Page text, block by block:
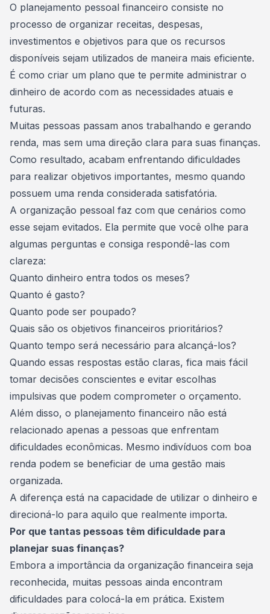
O planejamento pessoal financeiro consiste no
processo de organizar receitas, despesas,
investimentos e objetivos para que os recursos
disponíveis sejam utilizados de maneira mais eficiente.
É como criar um plano que te permite administrar o
dinheiro de acordo com as necessidades atuais e
futuras.
Muitas pessoas passam anos trabalhando e gerando
renda, mas sem uma direção clara para suas finanças.
Como resultado, acabam enfrentando dificuldades
para realizar objetivos importantes, mesmo quando
possuem uma renda considerada satisfatória.
A organização pessoal faz com que cenários como
esse sejam evitados. Ela permite que você olhe para
algumas perguntas e consiga respondê-las com
clareza:
Quanto dinheiro entra todos os meses?
Quanto é gasto?
Quanto pode ser poupado?
Quais são os objetivos financeiros prioritários?
Quanto tempo será necessário para alcançá-los?
Quando essas respostas estão claras, fica mais fácil
tomar decisões conscientes e evitar escolhas
impulsivas que podem comprometer o orçamento.
Além disso, o planejamento financeiro não está
relacionado apenas a pessoas que enfrentam
dificuldades econômicas. Mesmo indivíduos com boa
renda podem se beneficiar de uma gestão mais
organizada.
A diferença está na capacidade de utilizar o dinheiro e
direcioná-lo para aquilo que realmente importa.
Por que tantas pessoas têm dificuldade para
planejar suas finanças?
Embora a importância da organização financeira seja
reconhecida, muitas pessoas ainda encontram
dificuldades para colocá-la em prática. Existem